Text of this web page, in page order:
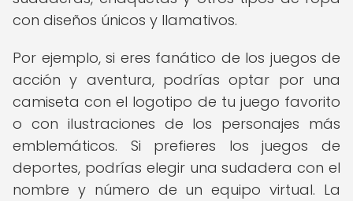
con diseños únicos y llamativos.
Por ejemplo, si eres fanático de los juegos de
acción y aventura, podrías optar por una
camiseta con el logotipo de tu juego favorito
o con ilustraciones de los personajes más
emblemáticos. Si prefieres los juegos de
deportes, podrías elegir una sudadera con el
nombre y número de un equipo virtual. La